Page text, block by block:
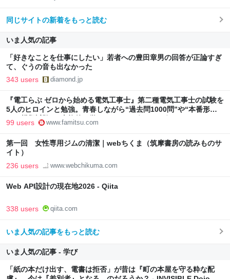
同じサイトの新着をもっと読む
いま人気の記事
「好きなことを仕事にしたい」若者への豊田章男の回答が正論すぎ
て、ぐうの音も出なかった
343 users diamond.jp
『電工らぶ ゼロから始める電気工事士』第二種電気工事士の試験を
5人のヒロインと勉強。青春しながら“過去問1000問”や“本番形式
CBT模擬試験”で本格的に学べるノベルゲーム | ゲーム・エンタメ
最新情報のファミ通.com
99 users www.famitsu.com
第一回 女性専用ジムの清潔｜webちくま（筑摩書房の読みものサ
イト）
236 users www.webchikuma.com
Web API設計の現在地2026 - Qiita
338 users qiita.com
いま人気の記事をもっと読む
いま人気の記事 - 学び
「紙の本だけ出す、電書は拒否」が昔は『町の本屋を守る粋な配